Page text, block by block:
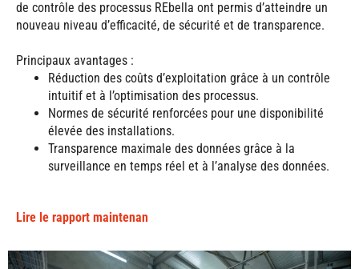
de contrôle des processus REbella ont permis d’atteindre un
nouveau niveau d’efficacité, de sécurité et de transparence.
Principaux avantages :
Réduction des coûts d’exploitation grâce à un contrôle
intuitif et à l’optimisation des processus.
Normes de sécurité renforcées pour une disponibilité
élevée des installations.
Transparence maximale des données grâce à la
surveillance en temps réel et à l’analyse des données.
Lire le rapport maintenan